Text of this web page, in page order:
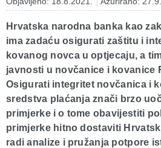
Hrvatska narodna banka kao
ima zadaću osigurati zaštitu i
kovanog novca u optjecaju, a
javnosti u novčanice i kovanice
Osigurati integritet novčanica i
sredstva plaćanja znači brzo
primjerke i o tome obavijestiti
primjerke hitno dostaviti
radi analize i pružanja potpore